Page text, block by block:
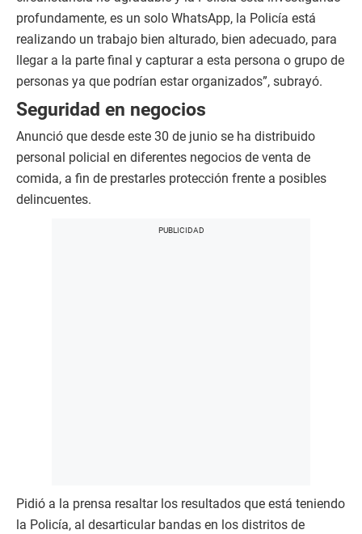
profundamente, es un solo WhatsApp, la Policía está
realizando un trabajo bien alturado, bien adecuado, para
llegar a la parte final y capturar a esta persona o grupo de
personas ya que podrían estar organizados”, subrayó.
Seguridad en negocios
Anunció que desde este 30 de junio se ha distribuido
personal policial en diferentes negocios de venta de
comida, a fin de prestarles protección frente a posibles
delincuentes.
Pidió a la prensa resaltar los resultados que está teniendo
la Policía, al desarticular bandas en los distritos de